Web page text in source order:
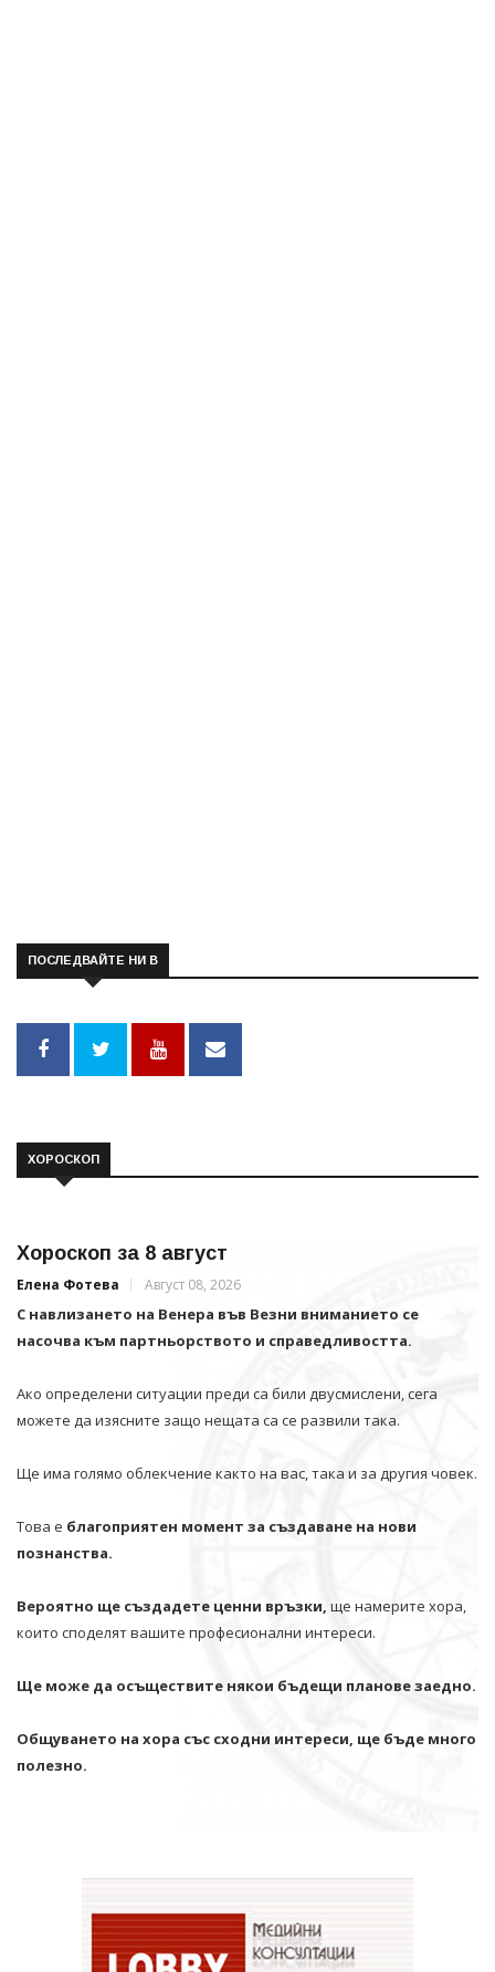
ПОСЛЕДВАЙТЕ НИ В
ХОРОСКОП
Хороскоп за 8 август
Елена Фотева Август 08, 2026
С навлизането на Венера във Везни вниманието се
насочва към партньорството и справедливостта.
Ако определени ситуации преди са били двусмислени, сега
можете да изясните защо нещата са се развили така.
Ще има голямо облекчение както на вас, така и за другия човек.
Това е благоприятен момент за създаване на нови
познанства.
Вероятно ще създадете ценни връзки, ще намерите хора,
които споделят вашите професионални интереси.
Ще може да осъществите някои бъдещи планове заедно.
Общуването на хора със сходни интереси, ще бъде много
полезно.